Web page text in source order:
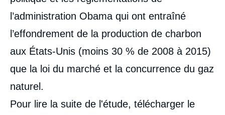
l’administration Obama qui ont entraîné
l’effondrement de la production de charbon
aux États-Unis (moins 30 % de 2008 à 2015)
que la loi du marché et la concurrence du gaz
naturel.
Pour lire la suite de l'étude, télécharger le
de
couverture
de
la
publication
américaine de l'énergie et de
l'environnement. D'Obama à Trump,